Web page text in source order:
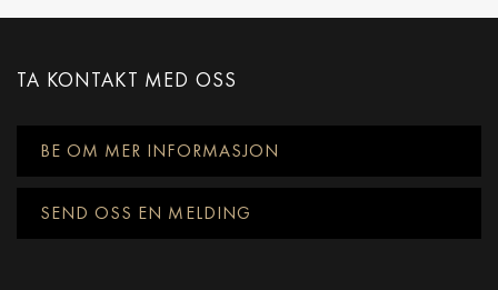
TA KONTAKT MED OSS
BE OM MER INFORMASJON
SEND OSS EN MELDING